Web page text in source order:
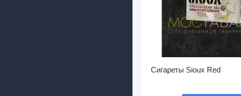
Сигареты Sioux Red